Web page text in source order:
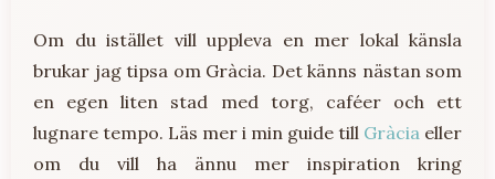
Om du istället vill uppleva en mer lokal känsla
brukar jag tipsa om Gràcia. Det känns nästan som
en egen liten stad med torg, caféer och ett
lugnare tempo. Läs mer i min guide till Gràcia eller
om du vill ha ännu mer inspiration kring